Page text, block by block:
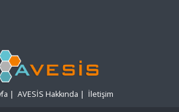
| AVESİS Hakkında | İletişim